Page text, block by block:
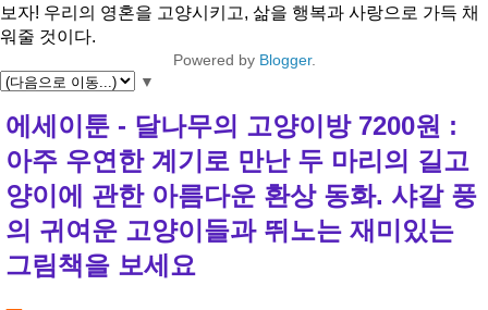
보자! 우리의 영혼을 고양시키고, 삶을 행복과 사랑으로 가득 채
워줄 것이다.
Powered by Blogger.
▼
에세이툰 - 달나무의 고양이방 7200원 :
아주 우연한 계기로 만난 두 마리의 길고
양이에 관한 아름다운 환상 동화. 샤갈 풍
의 귀여운 고양이들과 뛰노는 재미있는
그림책을 보세요